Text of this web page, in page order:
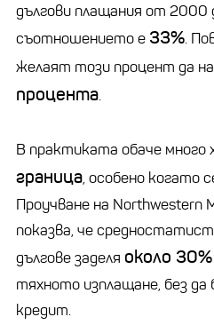
дългови плащания от 2000
съотношението е 33%.
желаят този процент да
процента.
В практиката обаче много
граница, особено когато
Проучване на Northwestern
показва, че
дългове заделя около
тяхното изплащане, без
кредит.